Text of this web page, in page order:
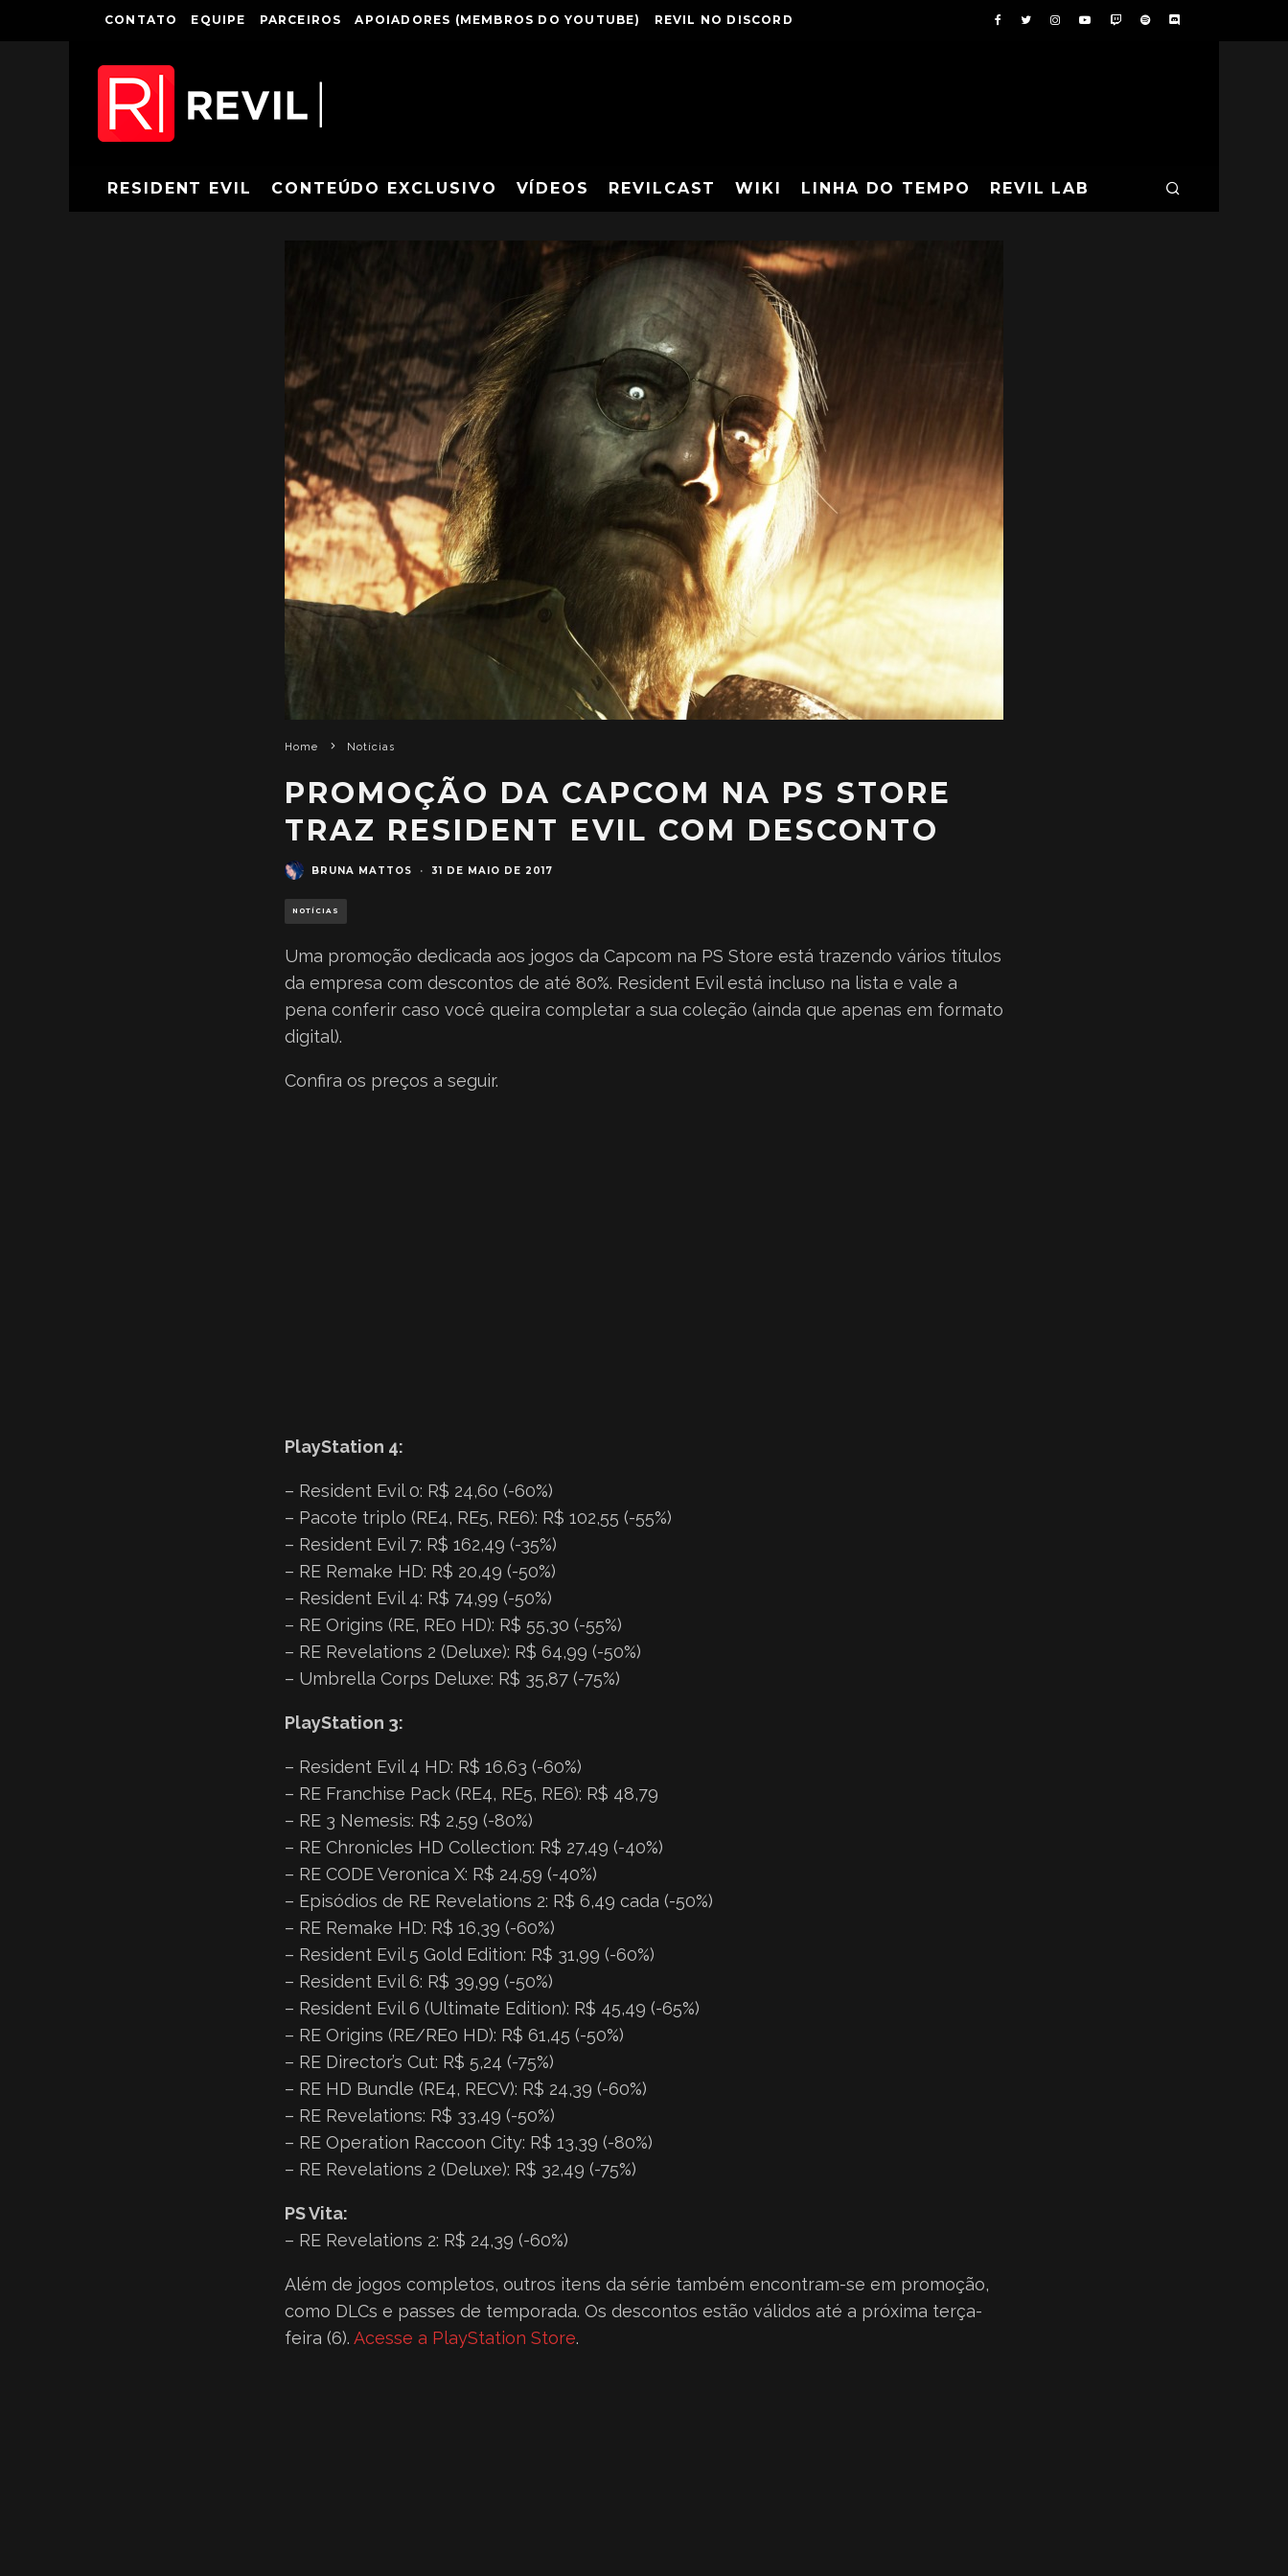
CONTATO EQUIPE PARCEIROS APOIADORES (MEMBROS DO YOUTUBE) REVIL NO DISCORD
RESIDENT EVIL CONTEÚDO EXCLUSIVO VÍDEOS REVILCAST WIKI LINHA DO TEMPO REVIL LAB
Home Notícias
PROMOÇÃO DA CAPCOM NA PS STORE
TRAZ RESIDENT EVIL COM DESCONTO
BRUNA MATTOS · 31 DE MAIO DE 2017
NOTÍCIAS
Uma promoção dedicada aos jogos da Capcom na PS Store está trazendo vários títulos
da empresa com descontos de até 80%. Resident Evil está incluso na lista e vale a
pena conferir caso você queira completar a sua coleção (ainda que apenas em formato
digital).
Confira os preços a seguir.
PlayStation 4:
– Resident Evil 0: R$ 24,60 (-60%)
– Pacote triplo (RE4, RE5, RE6): R$ 102,55 (-55%)
– Resident Evil 7: R$ 162,49 (-35%)
– RE Remake HD: R$ 20,49 (-50%)
– Resident Evil 4: R$ 74,99 (-50%)
– RE Origins (RE, RE0 HD): R$ 55,30 (-55%)
– RE Revelations 2 (Deluxe): R$ 64,99 (-50%)
– Umbrella Corps Deluxe: R$ 35,87 (-75%)
PlayStation 3:
– Resident Evil 4 HD: R$ 16,63 (-60%)
– RE Franchise Pack (RE4, RE5, RE6): R$ 48,79
– RE 3 Nemesis: R$ 2,59 (-80%)
– RE Chronicles HD Collection: R$ 27,49 (-40%)
– RE CODE Veronica X: R$ 24,59 (-40%)
– Episódios de RE Revelations 2: R$ 6,49 cada (-50%)
– RE Remake HD: R$ 16,39 (-60%)
– Resident Evil 5 Gold Edition: R$ 31,99 (-60%)
– Resident Evil 6: R$ 39,99 (-50%)
– Resident Evil 6 (Ultimate Edition): R$ 45,49 (-65%)
– RE Origins (RE/RE0 HD): R$ 61,45 (-50%)
– RE Director’s Cut: R$ 5,24 (-75%)
– RE HD Bundle (RE4, RECV): R$ 24,39 (-60%)
– RE Revelations: R$ 33,49 (-50%)
– RE Operation Raccoon City: R$ 13,39 (-80%)
– RE Revelations 2 (Deluxe): R$ 32,49 (-75%)
PS Vita:
– RE Revelations 2: R$ 24,39 (-60%)
Além de jogos completos, outros itens da série também encontram-se em promoção,
como DLCs e passes de temporada. Os descontos estão válidos até a próxima terça-
feira (6). Acesse a PlayStation Store.